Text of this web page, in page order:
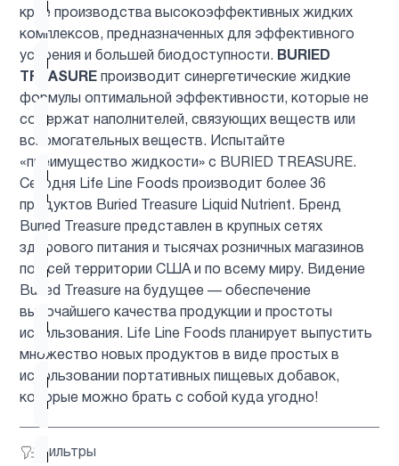
крае производства высокоэффективных жидких
комплексов, предназначенных для эффективного
усвоения и большей биодоступности. BURIED
TREASURE производит синергетические жидкие
формулы оптимальной эффективности, которые не
содержат наполнителей, связующих веществ или
вспомогательных веществ. Испытайте
«преимущество жидкости» с BURIED TREASURE.
Сегодня Life Line Foods производит более 36
продуктов Buried Treasure Liquid Nutrient. Бренд
Buried Treasure представлен в крупных сетях
здорового питания и тысячах розничных магазинов
по всей территории США и по всему миру. Видение
Buried Treasure на будущее — обеспечение
высочайшего качества продукции и простоты
использования. Life Line Foods планирует выпустить
множество новых продуктов в виде простых в
использовании портативных пищевых добавок,
которые можно брать с собой куда угодно!
Фильтры
Минералы 1
Мультивитамины 5
Новые
поступления
2
ногти и
волосы
Пожилым
Препараты с
глюкозамином
1
Препараты